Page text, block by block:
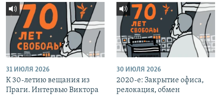
31 ИЮЛЯ 2026
К 30-летию вещания из
Праги. Интервью Виктора
30 ИЮЛЯ 2026
2020-е: Закрытие офиса,
релокация, обмен